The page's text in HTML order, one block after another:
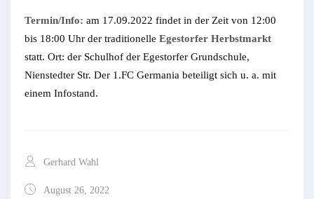
Termin/Info: am 17.09.2022 findet in der Zeit von 12:00
bis 18:00 Uhr der traditionelle Egestorfer Herbstmarkt
statt. Ort: der Schulhof der Egestorfer Grundschule,
Nienstedter Str. Der 1.FC Germania beteiligt sich u. a. mit
einem Infostand.
Gerhard Wahl
August 26, 2022